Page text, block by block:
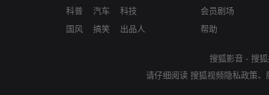
科普
国风
汽车
搞笑
科技
出品人
会员剧场
帮助
搜狐影音 - 搜
请仔细阅读 搜狐视频隐私政策、